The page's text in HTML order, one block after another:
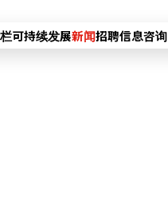
可持续发展新闻招聘信息咨询